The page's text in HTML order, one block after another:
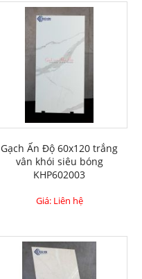
Gạch Ấn Độ 60x120 trắng
vân khói siêu bóng
KHP602003
Giá: Liên hệ